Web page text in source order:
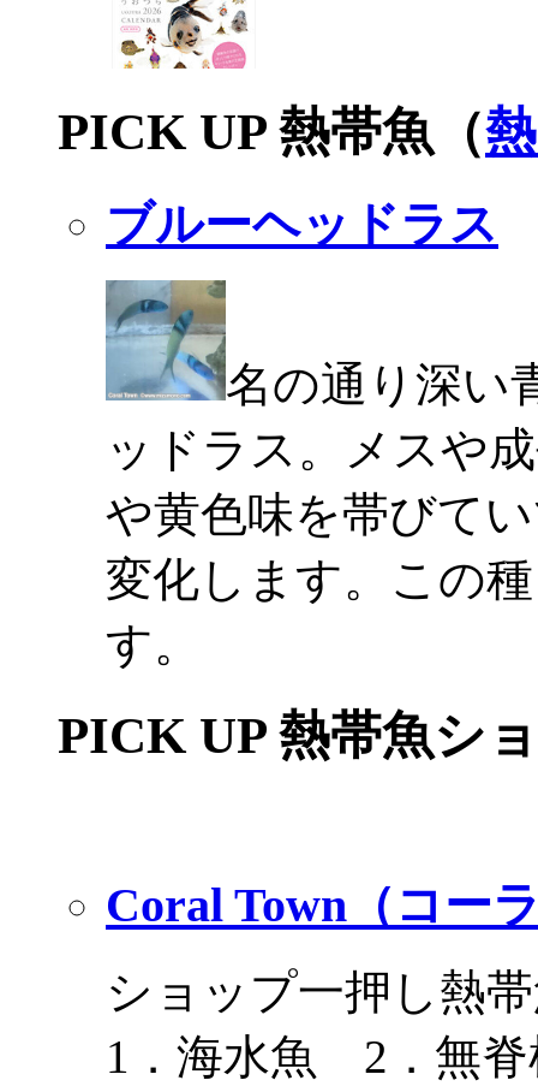
PICK UP 熱帯魚（
ブルーヘッドラス
名の通り深い
ッドラス。メスや
や黄色味を帯びて
変化します。この
す。
PICK UP 熱帯魚シ
Coral Town（コー
ショップ一押し熱
1．海水魚 2．無脊